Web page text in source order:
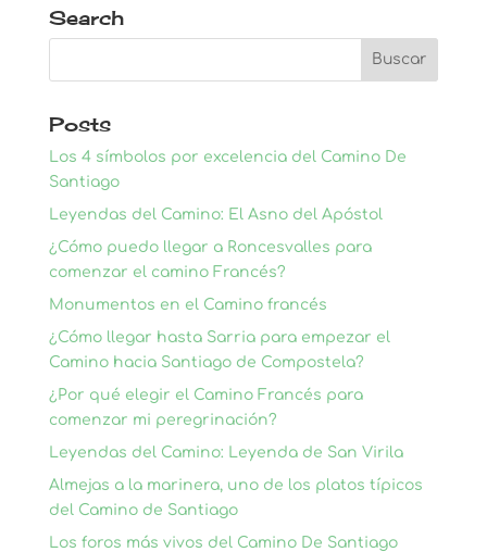
Search
Posts
Los 4 símbolos por excelencia del Camino De
Santiago
Leyendas del Camino: El Asno del Apóstol
¿Cómo puedo llegar a Roncesvalles para
comenzar el camino Francés?
Monumentos en el Camino francés
¿Cómo llegar hasta Sarria para empezar el
Camino hacia Santiago de Compostela?
¿Por qué elegir el Camino Francés para
comenzar mi peregrinación?
Leyendas del Camino: Leyenda de San Virila
Almejas a la marinera, uno de los platos típicos
del Camino de Santiago
Los foros más vivos del Camino De Santiago